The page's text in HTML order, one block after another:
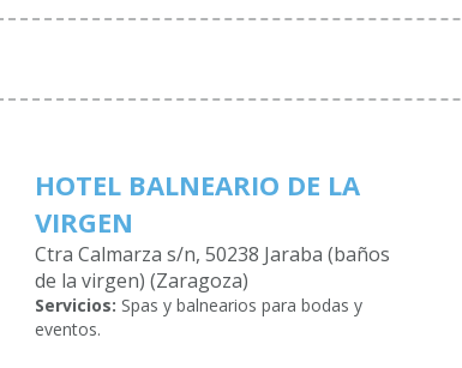
HOTEL BALNEARIO DE LA
VIRGEN
Ctra Calmarza s/n, 50238 Jaraba (baños
de la virgen) (Zaragoza)
Servicios: Spas y balnearios para bodas y
eventos.